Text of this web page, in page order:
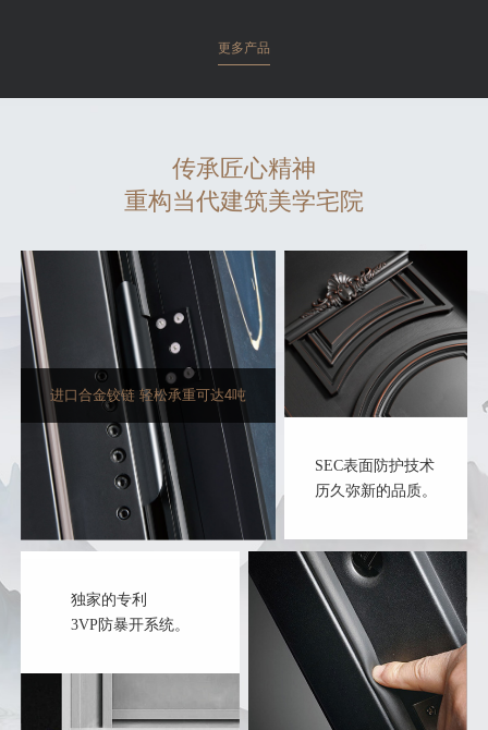
更多产品
传承匠心精神
重构当代建筑美学宅院
进口合金铰链 轻松承重可达4吨
SEC表面防护技术
历久弥新的品质。
独家的专利
3VP防暴开系统。